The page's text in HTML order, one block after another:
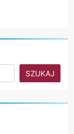
SZUKAJ